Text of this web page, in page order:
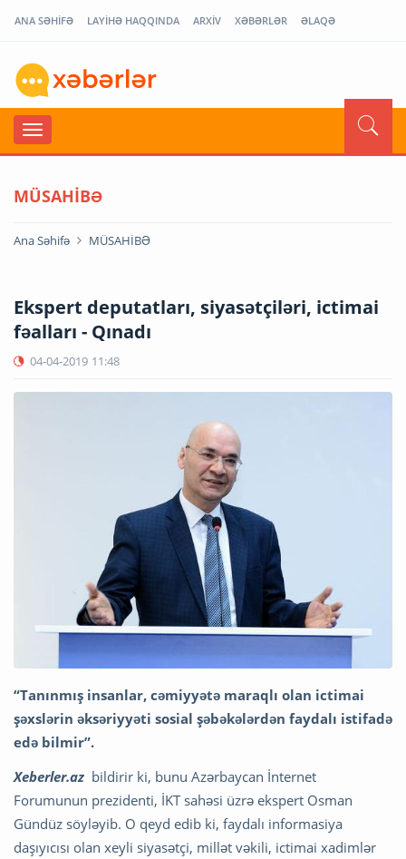
ANA SƏHİFƏ LAYİHƏ HAQQINDA ARXİV XƏBƏRLƏR ƏLAQƏ
MÜSAHİBƏ
Ana Səhifə MÜSAHİBƏ
Ekspert deputatları, siyasətçiləri, ictimai
fəalları - Qınadı
04-04-2019 11:48
“Tanınmış insanlar, cəmiyyətə maraqlı olan ictimai
şəxslərin əksəriyyəti sosial şəbəkələrdən faydalı istifadə
edə bilmir”.
Xeberler.az bildirir ki, bunu Azərbaycan İnternet
Forumunun prezidenti, İKT sahəsi üzrə ekspert Osman
Gündüz söyləyib. O qeyd edib ki, faydalı informasiya
daşıyıcısı olan xeyli siyasətçi, millət vəkili, ictimai xadimlər